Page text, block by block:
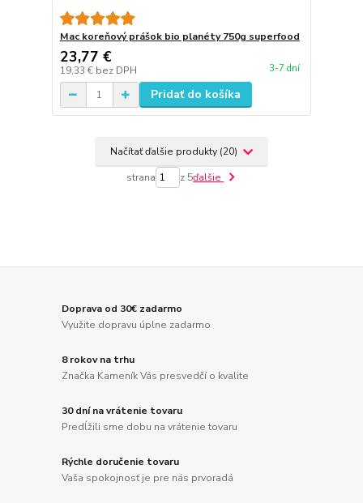
Mac koreňový prášok bio planéty 750g superfood
23,77 €
19,33 € bez DPH 3-7 dní
Pridať do košíka
Načítať ďalšie produkty (20)
strana z 5ďalšie
Doprava od 30€ zadarmo
Využite dopravu úplne zadarmo
8 rokov na trhu
Značka Kameník Vás presvedčí o kvalite
30 dní na vrátenie tovaru
Predĺžili sme dobu na vrátenie tovaru
Rýchle doručenie tovaru
Vaša spokojnosť je pre nás prvoradá